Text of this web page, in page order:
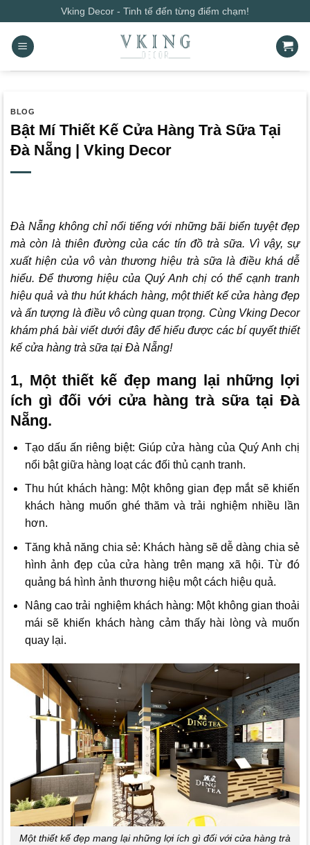
qua
nội
dung
Vking Decor - Tinh tế đến từng điểm chạm!
BLOG
Bật Mí Thiết Kế Cửa Hàng Trà Sữa Tại
Đà Nẵng | Vking Decor
Đà Nẵng không chỉ nổi tiếng với những bãi biển tuyệt đẹp
mà còn là thiên đường của các tín đồ trà sữa. Vì vậy, sự
xuất hiện của vô vàn thương hiệu trà sữa là điều khá dễ
hiểu. Để thương hiệu của Quý Anh chị có thể cạnh tranh
hiệu quả và thu hút khách hàng, một thiết kế cửa hàng đẹp
và ấn tượng là điều vô cùng quan trọng. Cùng Vking Decor
khám phá bài viết dưới đây để hiểu được các bí quyết thiết
kế cửa hàng trà sữa tại Đà Nẵng!
1, Một thiết kế đẹp mang lại những lợi
ích gì đối với cửa hàng trà sữa tại Đà
Nẵng.
Tạo dấu ấn riêng biệt: Giúp cửa hàng của Quý Anh chị
nổi bật giữa hàng loạt các đối thủ cạnh tranh.
Thu hút khách hàng: Một không gian đẹp mắt sẽ khiến
khách hàng muốn ghé thăm và trải nghiệm nhiều lần
hơn.
Tăng khả năng chia sẻ: Khách hàng sẽ dễ dàng chia sẻ
hình ảnh đẹp của cửa hàng trên mạng xã hội. Từ đó
quảng bá hình ảnh thương hiệu một cách hiệu quả.
Nâng cao trải nghiệm khách hàng: Một không gian thoải
mái sẽ khiến khách hàng cảm thấy hài lòng và muốn
quay lại.
Một thiết kế đẹp mang lại những lợi ích gì đối với cửa hàng trà